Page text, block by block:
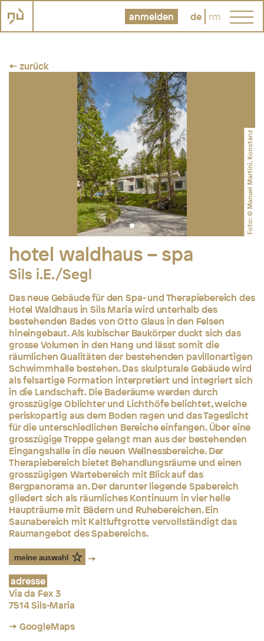
anmelden de rm
← zurück
Foto: © Manuel Martini, Konstanz
hotel waldhaus – spa
Sils i.E./Segl
Das neue Gebäude für den Spa- und Therapiebereich des
Hotel Waldhaus in Sils Maria wird unterhalb des
bestehenden Bades von Otto Glaus in den Felsen
hineingebaut. Als kubischer Baukörper duckt sich das
grosse Volumen in den Hang und lässt somit die
räumlichen Qualitäten der bestehenden pavillonartigen
Schwimmhalle bestehen. Das skulpturale Gebäude wird
als felsartige Formation interpretiert und integriert sich
in die Landschaft. Die Baderäume werden durch
grosszügige Oblichter und Lichthöfe belichtet, welche
periskopartig aus dem Boden ragen und das Tageslicht
für die unterschiedlichen Bereiche einfangen. Über eine
grosszügige Treppe gelangt man aus der bestehenden
Eingangshalle in die neuen Wellnessbereiche. Der
Therapiebereich bietet Behandlungsräume und einen
grosszügigen Wartebereich mit Blick auf das
Bergpanorama an. Der darunter liegende Spabereich
gliedert sich als räumliches Kontinuum in vier helle
Haupträume mit Bädern und Ruhebereichen. Ein
Saunabereich mit Kaltluftgrotte vervollständigt das
Raumangebot des Spabereichs.
meine auswahl
adresse
Via da Fex 3
7514 Sils-Maria
→ GoogleMaps